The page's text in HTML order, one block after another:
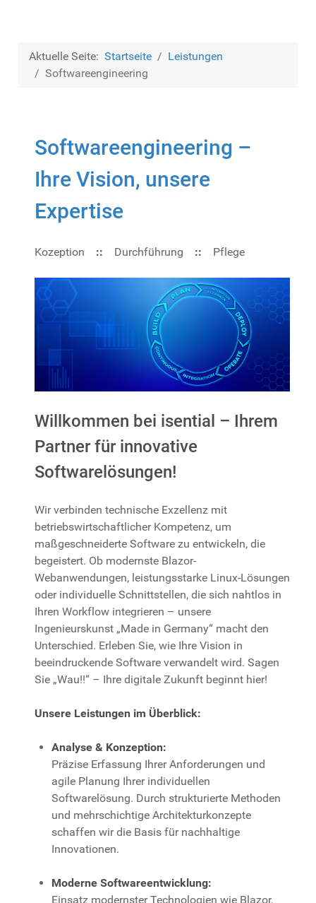
Aktuelle Seite: Startseite
Leistungen
Soft­ware­en­gi­nee­ring
Softwareengineering –
Ihre Vision, unsere
Expertise
Kozeption :: Durchführung :: Pflege
Willkommen bei isential – Ihrem
Partner für innovative
Softwarelösungen!
Wir verbinden technische Exzellenz mit
betriebswirtschaftlicher Kompetenz, um
maßgeschneiderte Software zu entwickeln, die
begeistert. Ob modernste Blazor-
Webanwendungen, leistungsstarke Linux-Lösungen
oder individuelle Schnittstellen, die sich nahtlos in
Ihren Workflow integrieren – unsere
Ingenieurskunst „Made in Germany“ macht den
Unterschied. Erleben Sie, wie Ihre Vision in
beeindruckende Software verwandelt wird. Sagen
Sie „Wau!!“ – Ihre digitale Zukunft beginnt hier!
Unsere Leistungen im Überblick:
Analyse & Konzeption:
Präzise Erfassung Ihrer Anforderungen und
agile Planung Ihrer individuellen
Softwarelösung. Durch strukturierte Methoden
und mehrschichtige Architekturkonzepte
schaffen wir die Basis für nachhaltige
Innovationen.
Moderne Softwareentwicklung:
Einsatz modernster Technologien wie Blazor,